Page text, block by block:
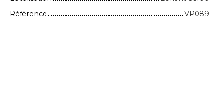
Référence
VP089